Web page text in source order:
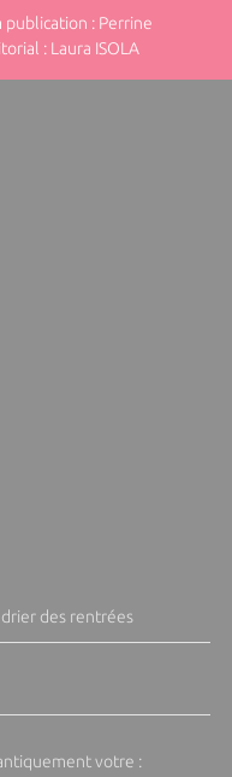
: Perrine
: Laura ISOLA
des rentrées
votre :